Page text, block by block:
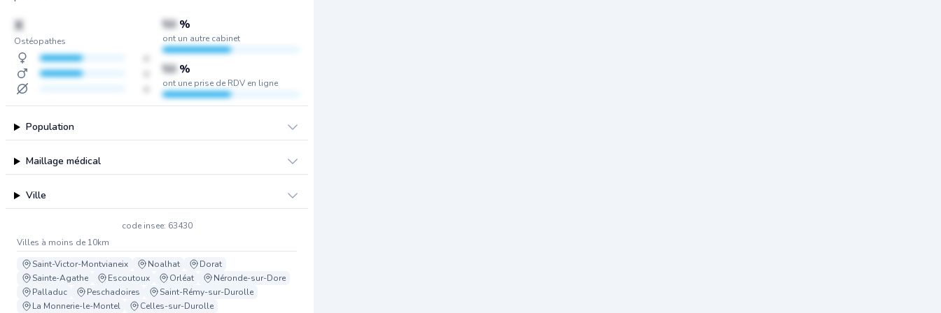
X
Ostéopathes
50 %
ont un autre cabinet
50 %
ont une prise de RDV en ligne
Population
Maillage médical
Ville
code insee: 63430
Villes à moins de 10km
Saint-Victor-Montvianeix
Noalhat
Dorat
Sainte-Agathe
Escoutoux Orléat
Néronde-sur-Dore
Palladuc
Peschadoires
Saint-Rémy-sur-Durolle
La Monnerie-le-Montel
Celles-sur-Durolle